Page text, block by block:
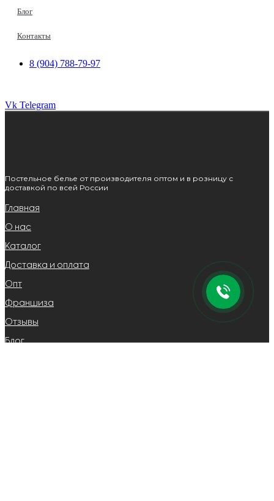
Блог
Контакты
8 (904) 788-79-97
Vk Telegram
Постельное белье от производителя оптом и в розницу с
доставкой по всей России
Главная
О нас
Каталог
Доставка и оплата
Опт
Франшиза
Отзывы
Блог